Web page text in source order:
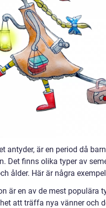
antyder, är en period då
Det finns olika typer av
ålder. Här är några
är en av de mest populära
att träffa nya vänner och